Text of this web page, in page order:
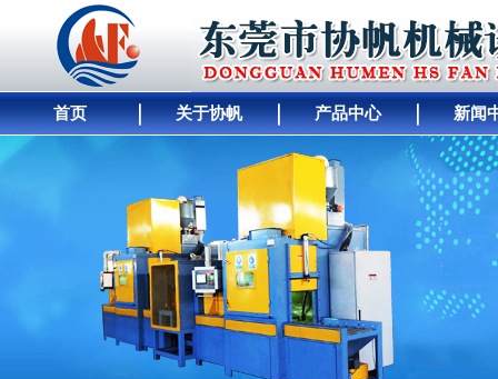
首页 关于协帆 产品中心 新闻